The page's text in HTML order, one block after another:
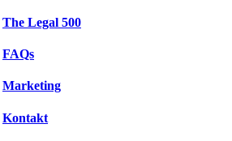
The Legal 500
FAQs
Marketing
Kontakt